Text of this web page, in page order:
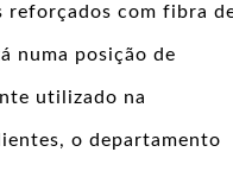
reforçados com fibra
numa posição de
utilizado na
o departamento